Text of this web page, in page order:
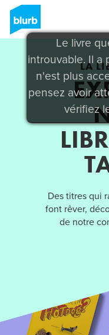
Le livre
introuvable. Il a
n'est plus
pensez avoir
vérifiez
LA
Des titres qui
font rêver,
de notre